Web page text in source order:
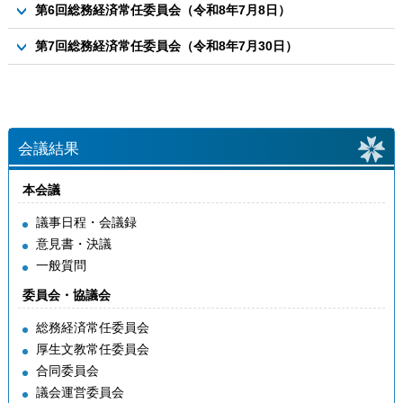
資料３ 地域集会施設再整備計画の見直しについて
議案
資料1 ６月定例会議の振り返りについて
第6回総務経済常任委員会（令和8年7月8日）
議案
資料１ 第1回議会モニター会議意見の回答(案)について
第7回総務経済常任委員会（令和8年7月30日）
会議結果
本会議
議事日程・会議録
意見書・決議
一般質問
委員会・協議会
総務経済常任委員会
厚生文教常任委員会
合同委員会
議会運営委員会